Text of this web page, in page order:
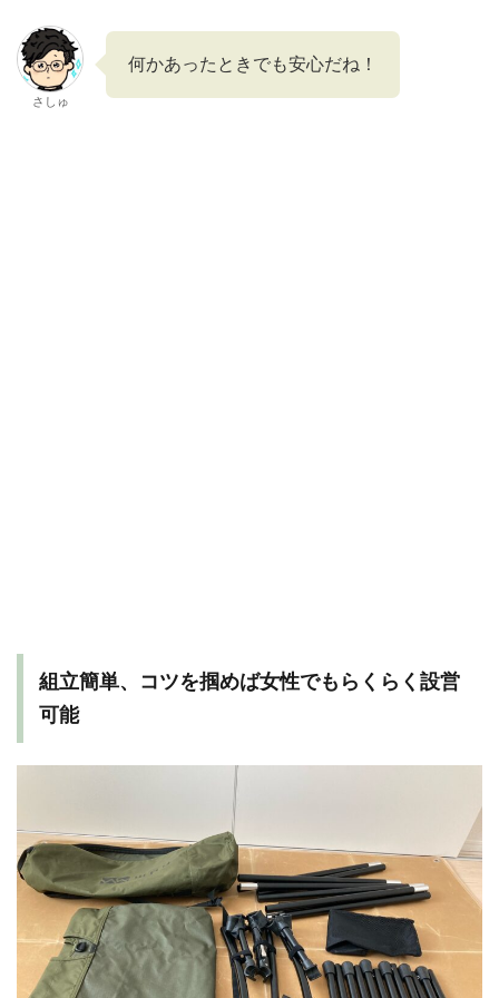
さしゅ
何かあったときでも安心だね！
組立簡単、コツを掴めば女性でもらくらく設営
可能